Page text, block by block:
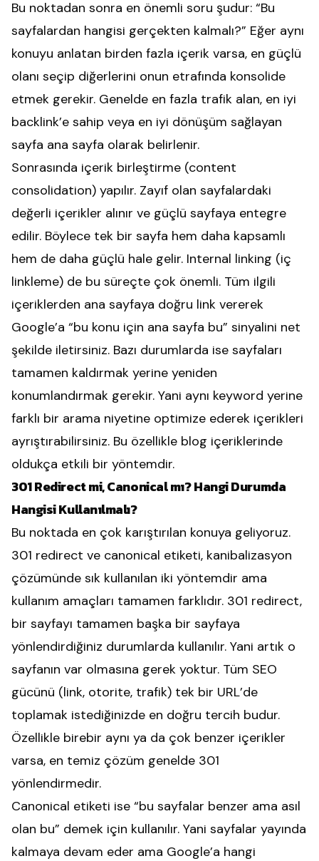
Bu noktadan sonra en önemli soru şudur: “Bu
sayfalardan hangisi gerçekten kalmalı?” Eğer aynı
konuyu anlatan birden fazla içerik varsa, en güçlü
olanı seçip diğerlerini onun etrafında konsolide
etmek gerekir. Genelde en fazla trafik alan, en iyi
backlink’e sahip veya en iyi dönüşüm sağlayan
sayfa ana sayfa olarak belirlenir.
Sonrasında içerik birleştirme (content
consolidation) yapılır. Zayıf olan sayfalardaki
değerli içerikler alınır ve güçlü sayfaya entegre
edilir. Böylece tek bir sayfa hem daha kapsamlı
hem de daha güçlü hale gelir. Internal linking (iç
linkleme) de bu süreçte çok önemli. Tüm ilgili
içeriklerden ana sayfaya doğru link vererek
Google’a “bu konu için ana sayfa bu” sinyalini net
şekilde iletirsiniz. Bazı durumlarda ise sayfaları
tamamen kaldırmak yerine yeniden
konumlandırmak gerekir. Yani aynı keyword yerine
farklı bir arama niyetine optimize ederek içerikleri
ayrıştırabilirsiniz. Bu özellikle blog içeriklerinde
oldukça etkili bir yöntemdir.
301 Redirect mi, Canonical mı? Hangi Durumda
Hangisi Kullanılmalı?
Bu noktada en çok karıştırılan konuya geliyoruz.
301 redirect ve canonical etiketi, kanibalizasyon
çözümünde sık kullanılan iki yöntemdir ama
kullanım amaçları tamamen farklıdır. 301 redirect,
bir sayfayı tamamen başka bir sayfaya
yönlendirdiğiniz durumlarda kullanılır. Yani artık o
sayfanın var olmasına gerek yoktur. Tüm SEO
gücünü (link, otorite, trafik) tek bir URL’de
toplamak istediğinizde en doğru tercih budur.
Özellikle birebir aynı ya da çok benzer içerikler
varsa, en temiz çözüm genelde 301
yönlendirmedir.
Canonical etiketi ise “bu sayfalar benzer ama asıl
olan bu” demek için kullanılır. Yani sayfalar yayında
kalmaya devam eder ama Google’a hangi